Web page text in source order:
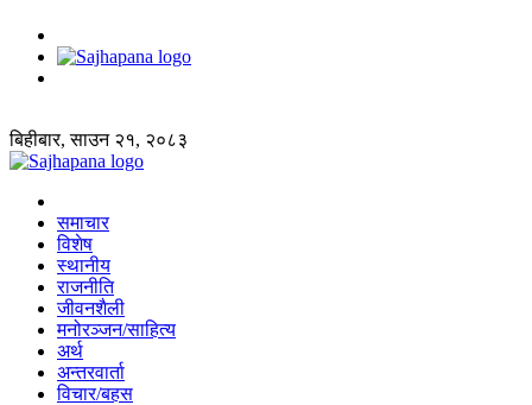
बिहीबार, साउन २१, २०८३
समाचार
विशेष
स्थानीय
राजनीति
जीवनशैली
मनोरञ्जन/साहित्य
अर्थ
अन्तरवार्ता
विचार/बहस